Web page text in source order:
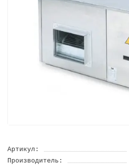
Артикул:
Производитель: